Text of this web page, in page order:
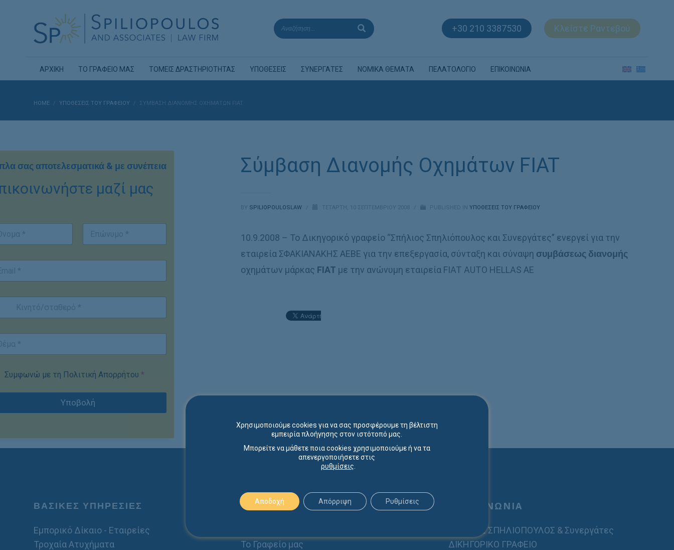
+30 210 3387530 Κλείστε Ραντεβού
ΑΡΧΙΚΗ ΤΟ ΓΡΑΦΕΙΟ ΜΑΣ ΤΟΜΕΙΣ ΔΡΑΣΤΗΡΙΟΤΗΤΑΣ ΥΠΟΘΕΣΕΙΣ ΣΥΝΕΡΓΑΤΕΣ ΝΟΜΙΚΑ ΘΕΜΑΤΑ ΠΕΛΑΤΟΛΟΓΙΟ ΕΠΙΚΟΙΝΩΝΙΑ
HOME ΥΠΟΘΈΣΕΙΣ ΤΟΥ ΓΡΑΦΕΊΟΥ ΣΎΜΒΑΣΗ ΔΙΑΝΟΜΉΣ ΟΧΗΜΆΤΩΝ FIAT
Σύμβαση Διανομής Οχημάτων FIAT
BY SPILIOPOULOSLAW ΤΕΤΆΡΤΗ, 10 ΣΕΠΤΕΜΒΡΊΟΥ 2008 PUBLISHED INΥΠΟΘΈΣΕΙΣ ΤΟΥ ΓΡΑΦΕΊΟΥ
10.9.2008 – Το Δικηγορικό γραφείο “Σπήλιος Σπηλιόπουλος και Συνεργάτες” ενεργεί για την
εταιρεία ΣΦΑΚΙΑΝΑΚΗΣ ΑΕΒΕ για την επεξεργασία, σύνταξη και σύναψη συμβάσεως διανομής
οχημάτων μάρκας FIAT με την ανώνυμη εταιρεία FIAT AUTO HELLAS ΑΕ
σας αποτελεσματικά & με συνέπεια
μαζί μας
Συμφωνώ με τη Πολιτική Απορρήτου *
Υποβολή
ΒΑΣΙΚΕΣ ΥΠΗΡΕΣΙΕΣ
Εμπορικό Δίκαιο - Εταιρείες
Τροχαία Ατυχήματα
ΠΡΟΦΙΛ
Το Γραφείο μας
ΕΠΙΚΟΙΝΩΝΙΑ
ΣΠΗΛΙΟΣ ΣΠΗΛΙΟΠΟΥΛΟΣ & Συνεργάτες
ΔΙΚΗΓΟΡΙΚΟ ΓΡΑΦΕΙΟ
Χρησιμοποιούμε cookies για να σας προσφέρουμε τη βέλτιστη
εμπειρία πλοήγησης στον ιστότοπό μας.
Μπορείτε να μάθετε ποια cookies χρησιμοποιούμε ή να τα
απενεργοποιήσετε στις
ρυθμίσεις
Αποδοχή Απόρριψη Ρυθμίσεις